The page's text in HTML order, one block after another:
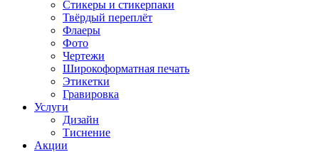
Стикеры и стикерпаки
Твёрдый переплёт
Флаеры
Фото
Чертежи
Широкоформатная печать
Этикетки
Гравировка
Услуги
Дизайн
Тиснение
Акции